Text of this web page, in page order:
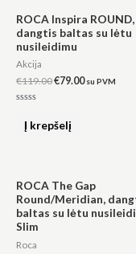
ROCA Inspira ROUND,
dangtis baltas su lėtu
nusileidimu
Akcija
€119.00
price
was:
€119.00.
€79.00
price
is:
su PVM
Į krepšelį
ROCA The Gap
Round/Meridian,
baltas su lėtu
Slim
Roca